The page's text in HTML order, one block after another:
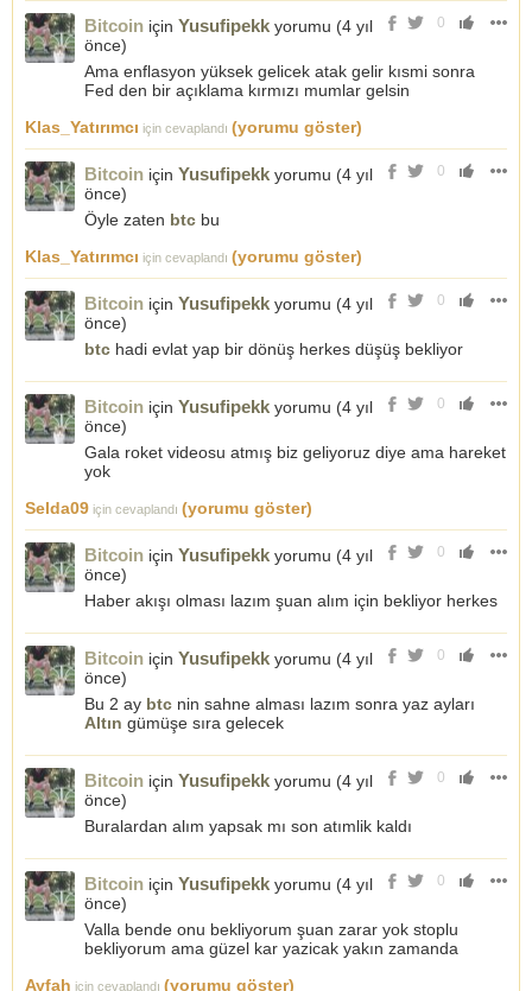
0
Bitcoin için Yusufipekk yorumu (4 yıl
önce)
Ama enflasyon yüksek gelicek atak gelir kısmi sonra
Fed den bir açıklama kırmızı mumlar gelsin
Klas_Yatırımcı için cevaplandı (yorumu göster)
0
Bitcoin için Yusufipekk yorumu (4 yıl
önce)
Öyle zaten btc bu
Klas_Yatırımcı için cevaplandı (yorumu göster)
0
Bitcoin için Yusufipekk yorumu (4 yıl
önce)
btc hadi evlat yap bir dönüş herkes düşüş bekliyor
0
Bitcoin için Yusufipekk yorumu (4 yıl
önce)
Gala roket videosu atmış biz geliyoruz diye ama hareket
yok
Selda09 için cevaplandı (yorumu göster)
0
Bitcoin için Yusufipekk yorumu (4 yıl
önce)
Haber akışı olması lazım şuan alım için bekliyor herkes
0
Bitcoin için Yusufipekk yorumu (4 yıl
önce)
Bu 2 ay btc nin sahne alması lazım sonra yaz ayları
Altın gümüşe sıra gelecek
0
Bitcoin için Yusufipekk yorumu (4 yıl
önce)
Buralardan alım yapsak mı son atımlik kaldı
0
Bitcoin için Yusufipekk yorumu (4 yıl
önce)
Valla bende onu bekliyorum şuan zarar yok stoplu
bekliyorum ama güzel kar yazicak yakın zamanda
Ayfah için cevaplandı (yorumu göster)